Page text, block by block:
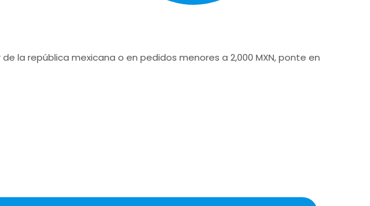
la república mexicana o en pedidos menores a 2,000 MXN, ponte en